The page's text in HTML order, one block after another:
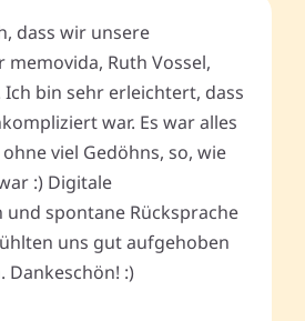
dass wir unsere
Ruth Vossel,
bin sehr erleichtert, dass
war. Es war alles
viel Gedöhns, so, wie
:) Digitale
spontane Rücksprache
uns gut aufgehoben
Dankeschön! :)